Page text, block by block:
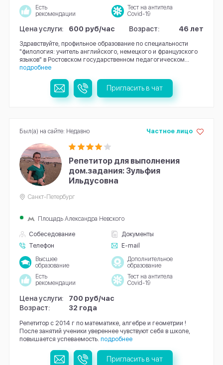
Есть
рекомендации
Тест на антитела
Covid-19
Цена услуги: 600 руб/час Возраст: 46 лет
Здравствуйте, профильное образование по специальности
"филология: учитель английского, немецкого и французского
языков" в Ростовском государственном педагогическом...
подробнее
Пригласить в чат
Репетитор для выполнения
дом.задания: Зульфия
Ильдусовна
Собеседование
Документы
Телефон
E-mail
Частное лицо
Санкт-Петербург
Площадь Александра Невского
Высшее
образование
Дополнительное
образование
Есть
рекомендации
Тест на антитела
Covid-19
Цена услуги:
700 руб/час
Возраст:
32 года
Репетитор с 2014 г по математике, алгебре и геометрии !
После занятий ученики увереннее чувствуют себя в школе,
повышается успеваемость. подробнее
Был(а) на сайте: Недавно
Пригласить в чат